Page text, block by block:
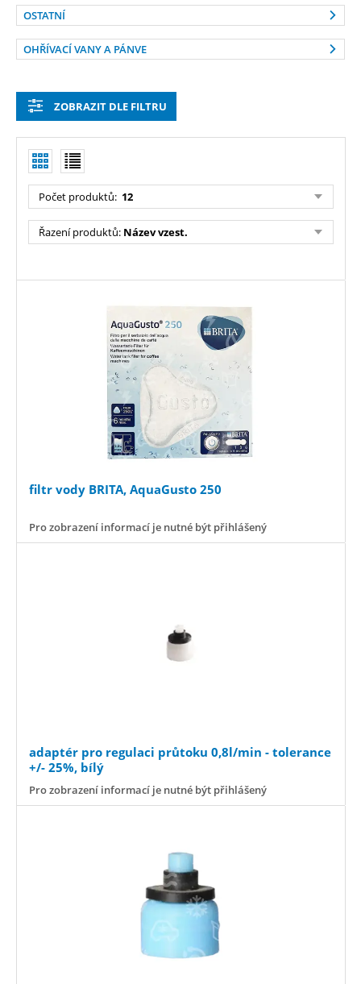
OSTATNÍ
OHŘÍVACÍ VANY A PÁNVE
ZOBRAZIT DLE FILTRU
Počet produktů: 12
Řazení produktů: Název vzest.
filtr vody BRITA, AquaGusto 250
Pro zobrazení informací je nutné být přihlášený
adaptér pro regulaci průtoku 0,8l/min - tolerance
+/- 25%, bílý
Pro zobrazení informací je nutné být přihlášený